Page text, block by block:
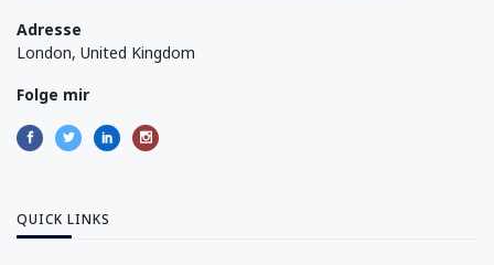
Adresse
London, United Kingdom
Folge mir
QUICK LINKS